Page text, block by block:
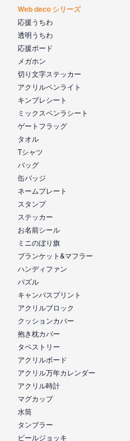
Web deco シリーズ
応援うちわ
透明うちわ
応援ボード
メガホン
切り文字ステッカー
アクリルペンライト
キンブレシート
ミックスペンラシート
ゲートフラッグ
タオル
Tシャツ
バッグ
缶バッジ
ネームプレート
スタンプ
ステッカー
お名前シール
ミニのぼり旗
ブランケット&マフラー
ハンディファン
パズル
キャンバスプリント
アクリルブロック
クッションカバー
抱き枕カバー
タペストリー
アクリルボード
アクリル万年カレンダー
アクリル時計
マグカップ
水筒
タンブラー
ビールジョッキ